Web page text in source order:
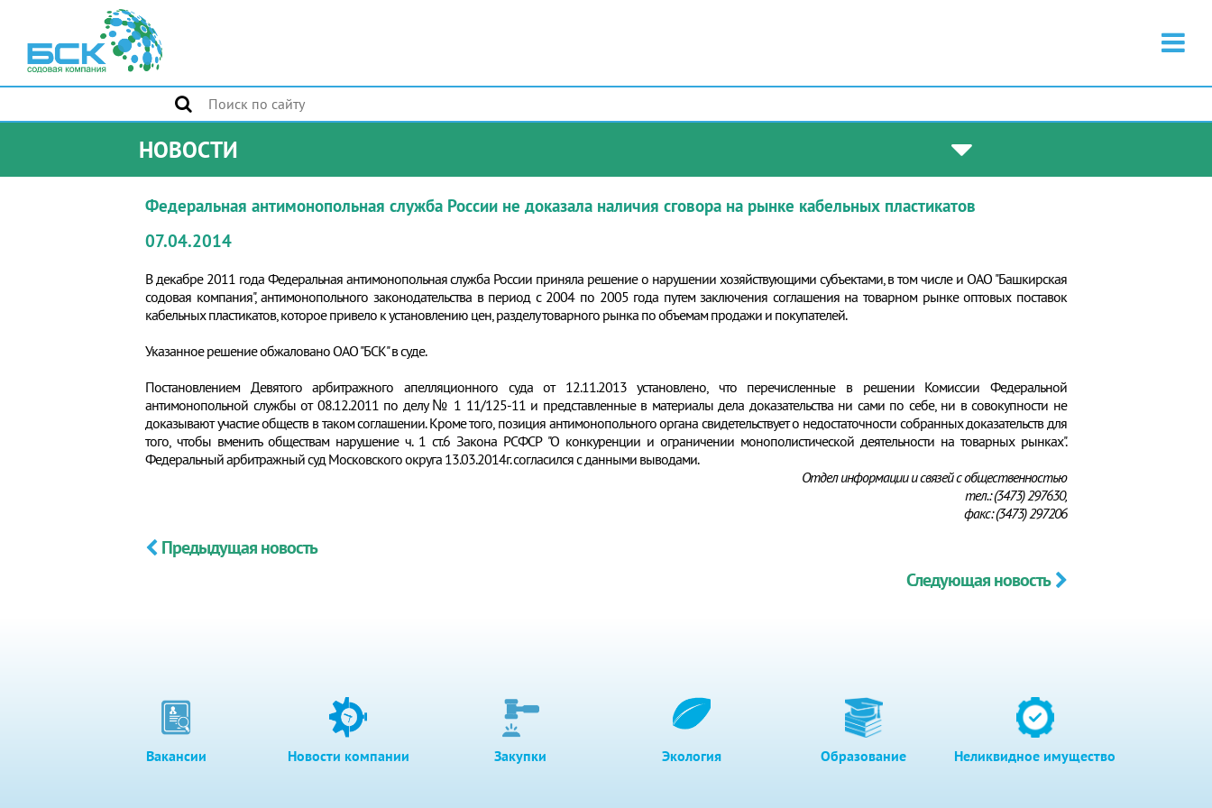
НОВОСТИ
Федеральная антимонопольная служба России не доказала наличия сговора на рынке кабельных пластикатов
07.04.2014
В декабре 2011 года Федеральная антимонопольная служба России приняла решение о нарушении хозяйствующими субъектами, в том числе и ОАО "Башкирская
содовая компания", антимонопольного законодательства в период с 2004 по 2005 года путем заключения соглашения на товарном рынке оптовых поставок
кабельных пластикатов, которое привело к установлению цен, разделу товарного рынка по объемам продажи и покупателей.
Указанное решение обжаловано ОАО "БСК" в суде.
Постановлением Девятого арбитражного апелляционного суда от 12.11.2013 установлено, что перечисленные в решении Комиссии Федеральной
антимонопольной службы от 08.12.2011 по делу № 1 11/125-11 и представленные в материалы дела доказательства ни сами по себе, ни в совокупности не
доказывают участие обществ в таком соглашении. Кроме того, позиция антимонопольного органа свидетельствует о недостаточности собранных доказательств для
того, чтобы вменить обществам нарушение ч. 1 ст.6 Закона РСФСР "О конкуренции и ограничении монополистической деятельности на товарных рынках".
Федеральный арбитражный суд Московского округа 13.03.2014г. согласился с данными выводами.
Отдел информации и связей с общественностью
тел.: (3473) 297630,
факс: (3473) 297206
Предыдущая новость
Следующая новость
Вакансии Новости компании Закупки Экология Образование Неликвидное имущество